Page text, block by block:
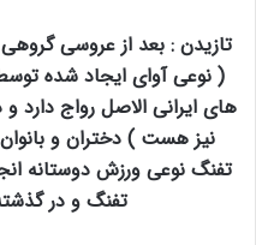
تازیدن : بعد از عروسی
( نوعی آوای ایجاد شده
های ایرانی الاصل رواج دارد
نیز هست ) دختران و
تفنگ نوعی ورزش دوستانه
تفنگ و در